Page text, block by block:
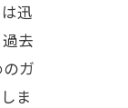
迅
去
ガ
ま